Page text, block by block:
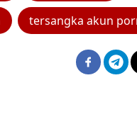
tersangka akun